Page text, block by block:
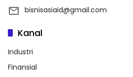
bisnisasiaid@gmail.com
Kanal
Industri
Finansial